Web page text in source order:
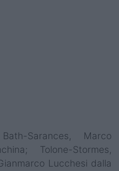
Sarances, Marco
Tolone-Stormes,
Lucchesi dalla